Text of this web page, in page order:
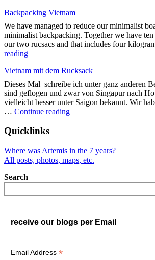
Backpacking Vietnam
We have managed to reduce our minimalist
minimalist backpacking. Together we have
our two rucsacs and that includes four
reading"Backpacking
Vietnam mit dem Rucksack
Dieses Mal schreibe ich unter ganz anderen
sind geflogen und zwar von Singapur nach
vielleicht besser unter Saigon bekannt. Wir
… Continue reading"Vietnam
Quicklinks
Where was Artemis in the 7 years?
All posts, photos, maps, etc.
Search
receive our blogs per Email
Email Address *